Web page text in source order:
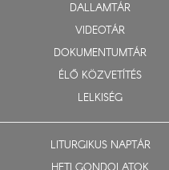
DALLAMTÁR
VIDEOTÁR
DOKUMENTUMTÁR
ÉLŐ KÖZVETÍTÉS
LELKISÉG
LITURGIKUS NAPTÁR